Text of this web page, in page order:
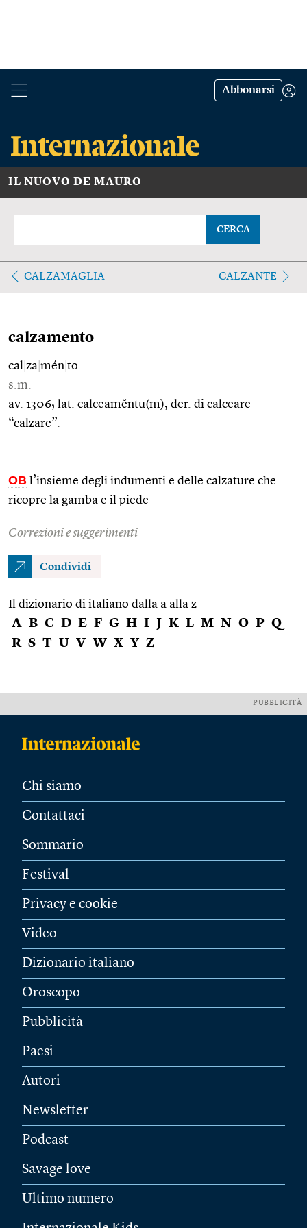
Abbonarsi
IL NUOVO DE MAURO
CERCA
CALZAMAGLIA CALZANTE
calzamento
cal za mén to
s.m.
av. 1306; lat. calceamĕntu(m), der. di calceāre
“calzare”.
OB l’insieme degli indumenti e delle calzature che
ricopre la gamba e il piede
Correzioni e suggerimenti
Condividi
Il dizionario di italiano dalla a alla z
A B C D E F G H I J K L M N O P Q
R S T U V W X Y Z
PUBBLICITÀ
Chi siamo
Contattaci
Sommario
Festival
Privacy e cookie
Video
Dizionario italiano
Oroscopo
Pubblicità
Paesi
Autori
Newsletter
Podcast
Savage love
Ultimo numero